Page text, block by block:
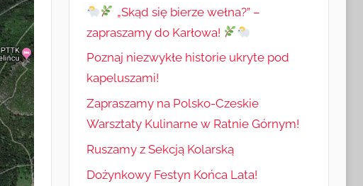
„Skąd się bierze wełna?” –
zapraszamy do Karłowa!
Poznaj niezwykłe historie ukryte pod
kapeluszami!
Zapraszamy na Polsko-Czeskie
Warsztaty Kulinarne w Ratnie Górnym!
Ruszamy z Sekcją Kolarską
Dożynkowy Festyn Końca Lata!